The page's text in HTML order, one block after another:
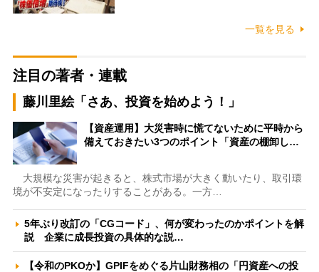
一覧を見る
注目の著者・連載
藤川里絵「さあ、投資を始めよう！」
【資産運用】大災害時に慌てないために平時から
備えておきたい3つのポイント「資産の棚卸し…
大規模な災害が起きると、株式市場が大きく動いたり、取引環
境が不安定になったりすることがある。一方…
5年ぶり改訂の「CGコード」、何が変わったのかポイントを解
説 企業に成長投資の具体的な説…
【令和のPKOか】GPIFをめぐる片山財務相の「円資産への投